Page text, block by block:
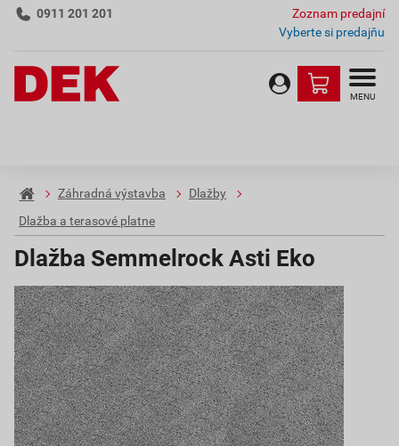
0911 201 201
Zoznam predajní
Vyberte si predajňu
MENU
Záhradná výstavba
Dlažby
Dlažba a terasové platne
Dlažba Semmelrock Asti Eko